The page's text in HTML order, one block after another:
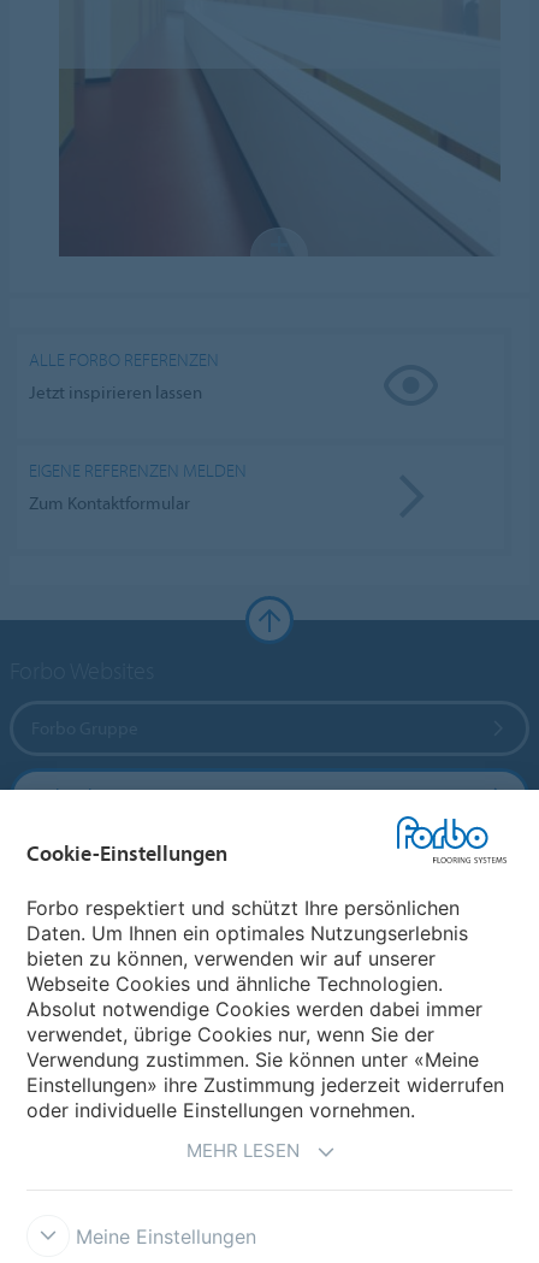
ALLE FORBO REFERENZEN
Jetzt inspirieren lassen
EIGENE REFERENZEN MELDEN
Zum Kontaktformular
Forbo Flooring Systems
Forbo Movement Systems
Land auswählen
Land auswählen
Cookie-Einstellungen
Forbo respektiert und schützt Ihre persönlichen
Daten. Um Ihnen ein optimales Nutzungserlebnis
bieten zu können, verwenden wir auf unserer
Webseite Cookies und ähnliche Technologien.
Absolut notwendige Cookies werden dabei immer
verwendet, übrige Cookies nur, wenn Sie der
Verwendung zustimmen. Sie können unter «Meine
Einstellungen» ihre Zustimmung jederzeit widerrufen
oder individuelle Einstellungen vornehmen.
MEHR LESEN
Meine Einstellungen